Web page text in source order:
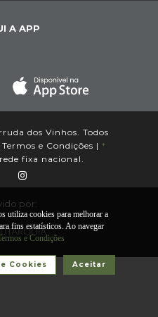
A APP
dos Vinhos. Todos
Termos e Condições | *
fixa nacional.
por:
utiliza cookies para melhorar a
fins estatísticos. Ao navegar
e Condições
Aceitar
Cookies